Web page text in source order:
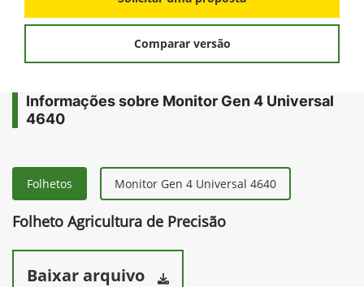
Comparar versão
Informações sobre Monitor Gen 4 Universal
4640
Folhetos Monitor Gen 4 Universal 4640
Folheto Agricultura de Precisão
Baixar arquivo